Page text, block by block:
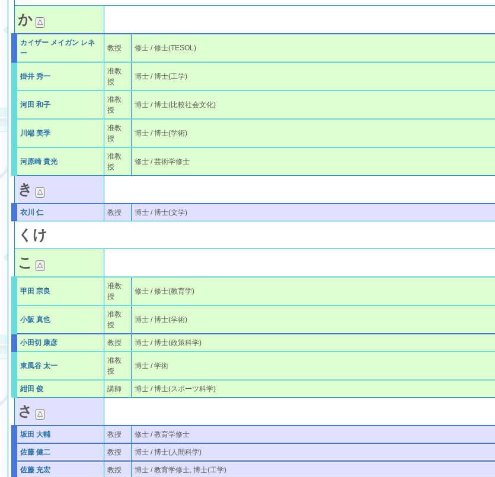
か
カイザー メイガン レネ
ー
教授 修士 / 修士(TESOL)
掛井 秀一
准教
授
博士 / 博士(工学)
河田 和子
准教
授
博士 / 博士(比較社会文化)
川端 美季
准教
授
博士 / 博士(学術)
河原崎 貴光
准教
授
修士 / 芸術学修士
き
衣川 仁 教授 博士 / 博士(文学)
く け
こ
甲田 宗良
准教
授
修士 / 修士(教育学)
小阪 真也
准教
授
博士 / 博士(学術)
小田切 康彦 教授 博士 / 博士(政策科学)
東風谷 太一
准教
授
博士 / 学術
紺田 俊 講師 博士 / 博士(スポーツ科学)
さ
坂田 大輔 教授 修士 / 教育学修士
佐藤 健二 教授 博士 / 博士(人間科学)
佐藤 充宏 教授 博士 / 教育学修士, 博士(工学)